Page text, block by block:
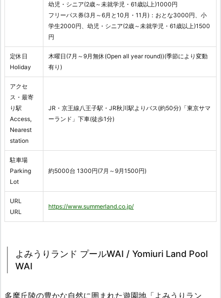
幼児・シニア(2歳～未就学児・61歳以上)1000円
フリーパス券(3月～6月と10月・11月)：おとな3000円、小
学生2000円、幼児・シニア(2歳～未就学児・61歳以上)1500
円
定休日
Holiday
木曜日(7月～9月無休(Open all year round))(季節により変動
有り)
アクセ
ス・最寄
り駅
Access,
Nearest
station
JR・京王線八王子駅・JR秋川駅よりバス(約50分)「東京サマ
ーランド」下車(徒歩1分)
駐車場
Parking
Lot
約5000台 1300円(7月～9月1500円)
URL
URL
https://www.summerland.co.jp/
よみうりランド プールWAI / Yomiuri Land Pool
WAI
多摩丘陵の豊かな自然に囲まれた遊園地「よみうりラン